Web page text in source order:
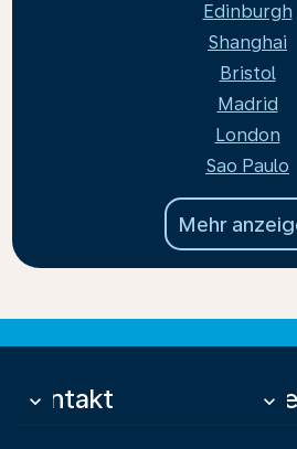
Edinburgh
Shanghai
Bristol
Madrid
London
Sao Paulo
Mehr
Kontakt
keyboard_arrow_down keyboard_arrow_down